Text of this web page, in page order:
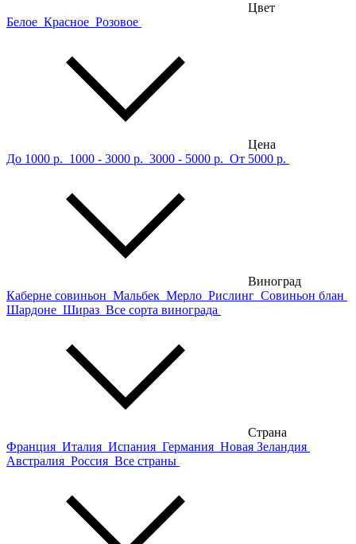
Цвет
Белое Красное Розовое
Цена
До 1000 р. 1000 - 3000 р. 3000 - 5000 р. От 5000 р.
Виноград
Каберне совиньон Мальбек Мерло Рислинг Совиньон блан
Шардоне Шираз Все сорта винограда
Страна
Франция Италия Испания Германия Новая Зеландия
Австралия Россия Все страны